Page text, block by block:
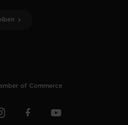
of Commerce